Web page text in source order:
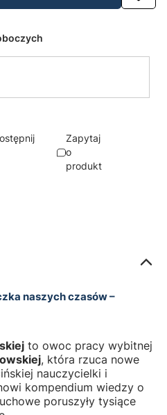
Zapytaj
o
produkt
naszych czasów –
to owoc pracy wybitnej
, która rzuca nowe
nauczycielki i
kompendium wiedzy o
poruszyły tysiące